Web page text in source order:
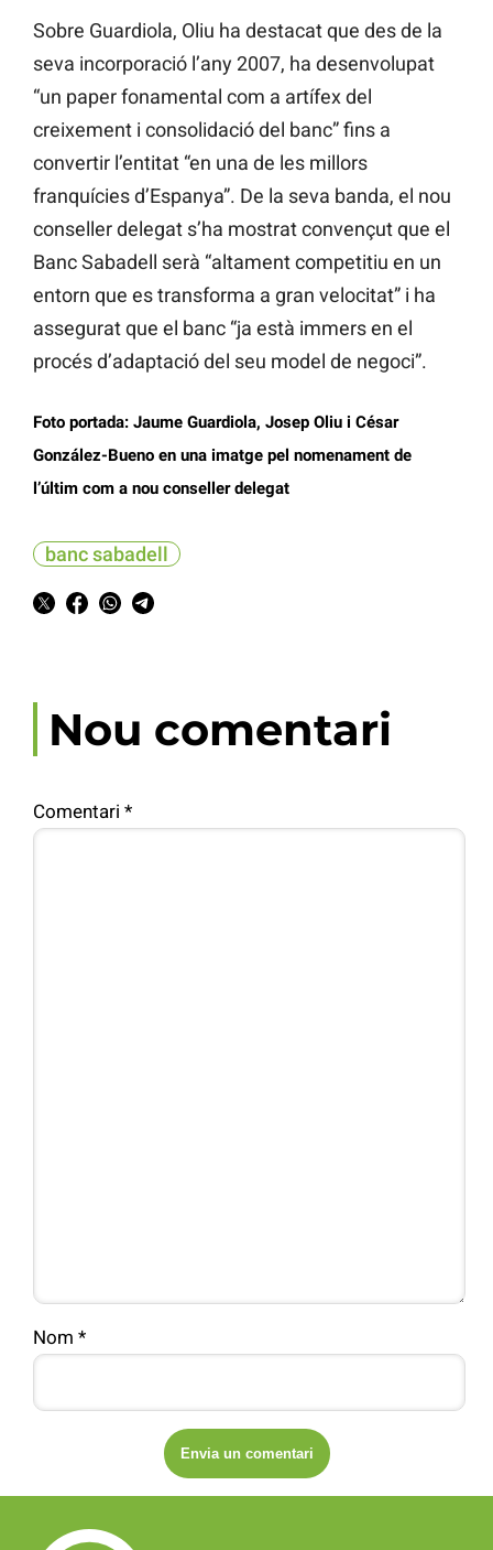
Sobre Guardiola, Oliu ha destacat que des de la
seva incorporació l’any 2007, ha desenvolupat
“un paper fonamental com a artífex del
creixement i consolidació del banc” fins a
convertir l’entitat “en una de les millors
franquícies d’Espanya”. De la seva banda, el nou
conseller delegat s’ha mostrat convençut que el
Banc Sabadell serà “altament competitiu en un
entorn que es transforma a gran velocitat” i ha
assegurat que el banc “ja està immers en el
procés d’adaptació del seu model de negoci”.
Foto portada: Jaume Guardiola, Josep Oliu i César
González-Bueno en una imatge pel nomenament de
l’últim com a nou conseller delegat
banc sabadell
Nou comentari
Comentari *
Nom *